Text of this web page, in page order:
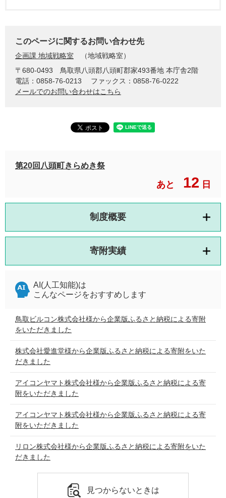
このページに関するお問い合わせ先
企画課 地域戦略室
地域戦略室
〒680-0493
鳥取県八頭郡八頭町郡家493番地 本庁舎2階
電話：0858-76-0213
ファックス：0858-76-0222
メールでのお問い合わせはこちら
第20回八頭町きらめき祭
あと 12 日
制度概要
寄附実績
AI(人工知能)は
こんなページをおすすめします
鳥取ビルコン株式会社様から企業版ふるさと納税による寄附
をいただきました
株式会社愛進堂様から企業版ふるさと納税による寄附をいた
だきました
アイコンヤマト株式会社様から企業版ふるさと納税による寄
附をいただきました
アイコンヤマト株式会社様から企業版ふるさと納税による寄
附をいただきました
リロン株式会社様から企業版ふるさと納税による寄附をいた
だきました
見つからないときは